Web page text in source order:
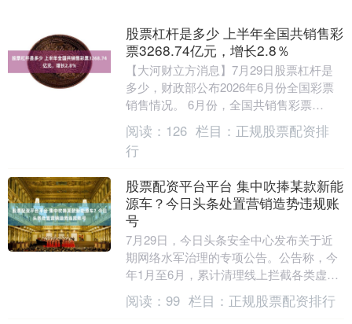
股票杠杆是多少 上半年全国共销售彩
票3268.74亿元，增长2.8％
【大河财立方消息】7月29日股票杠杆是
多少，财政部公布2026年6月份全国彩票
销售情况。 6月份，全国共销售彩票
759.78亿元，同比增加214.96亿元，增
长....
阅读： 126 栏目： 正规股票配资排
行
股票配资平台平台 集中吹捧某款新能
源车？今日头条处置营销造势违规账
号
7月29日，今日头条安全中心发布关于近
期网络水军治理的专项公告。公告称，今
年1月至6月，累计清理线上拦截各类虚假
刷量请求超1900亿次，处置刷量及垃圾注
册相关账....
阅读： 99 栏目： 正规股票配资排行